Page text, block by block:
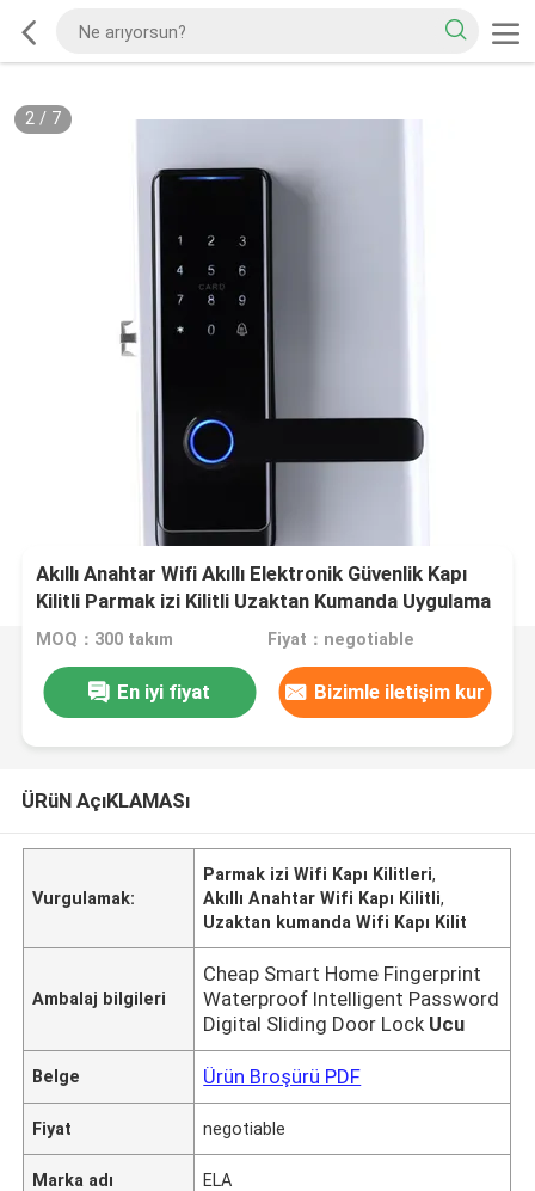
2/ 7
Akıllı Anahtar Wifi Akıllı Elektronik Güvenlik Kapı
Kilitli Parmak izi Kilitli Uzaktan Kumanda Uygulama
Residence Ofisi için
MOQ：300 takım Fiyat：negotiable
En iyi fiyat Bizimle iletişim kur
ÜRüN AçıKLAMASı
Vurgulamak:
Parmak izi Wifi Kapı Kilitleri,
Akıllı Anahtar Wifi Kapı Kilitli,
Uzaktan kumanda Wifi Kapı Kilit
Ambalaj bilgileri
Cheap Smart Home Fingerprint
Waterproof Intelligent Password
Digital Sliding Door Lock Ucu
Belge Ürün Broşürü PDF
Fiyat negotiable
Marka adı ELA